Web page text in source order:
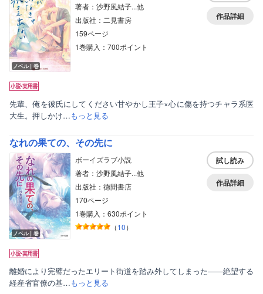
ノベル｜巻
著者：沙野風結子...他
出版社：二見書房
159ページ
1巻購入：700ポイント
作品詳細
先輩、俺を彼氏にしてください甘やかし王子×心に傷を持つチャラ系医
大生。押しかけ…もっと見る
なれの果ての、その先に
ノベル｜巻
ボーイズラブ小説
著者：沙野風結子...他
出版社：徳間書店
170ページ
1巻購入：630ポイント
（10）
試し読み
作品詳細
離婚により完璧だったエリート街道を踏み外してしまった――絶望する
経産省官僚の基…もっと見る
ボーイズラブ
美女・美少女
女性写真集